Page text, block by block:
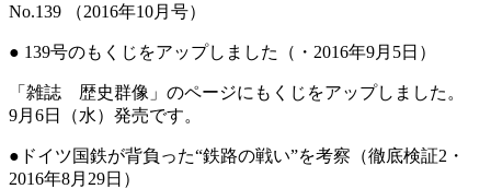
No.139 （2016年10月号）
● 139号のもくじをアップしました （・2016年9月5日）
「雑誌 歴史群像」のページにもくじをアップしました。
9月6日（水）発売です。
● ドイツ国鉄が背負った“鉄路の戦い”を考察 （徹底検証2・
2016年8月29日）